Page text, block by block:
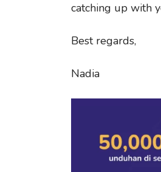
catching up with
Best regards,
Nadia